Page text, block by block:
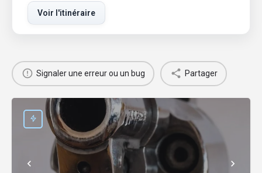
Voir l'itinéraire
Signaler une erreur ou un bug Partager